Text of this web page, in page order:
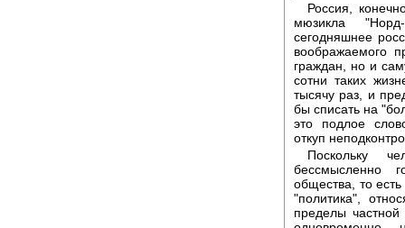
Россия,
мюзикла
сегодняшнее
воображаемого
граждан, но и
сотни таких
тысячу раз, и
бы списать на
это подлое
откуп
Поскольку
бессмысленно
общества, то
"политика",
пределы частной